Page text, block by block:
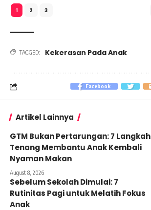
1 2 3
TAGGED: Kekerasan Pada Anak
Facebook
Artikel Lainnya
GTM Bukan Pertarungan: 7 Langkah
Tenang Membantu Anak Kembali
Nyaman Makan
August 8, 2026
Sebelum Sekolah Dimulai: 7
Rutinitas Pagi untuk Melatih Fokus
Anak